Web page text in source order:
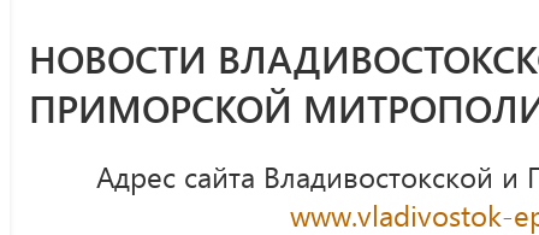
НОВОСТИ
ПРИМОРСКОЙ
Адрес сайта Владивостокской
www.vladivostok-